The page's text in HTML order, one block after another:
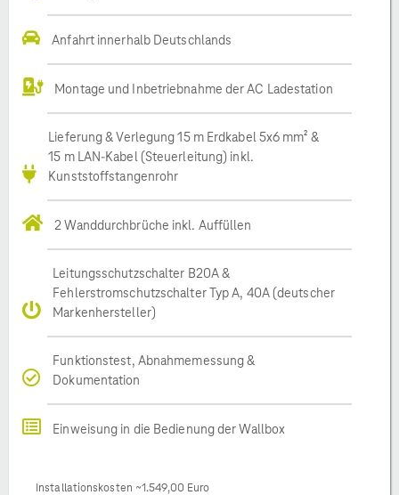
Anfahrt innerhalb Deutschlands
Montage und Inbetriebnahme der AC Ladestation
Lieferung & Verlegung 15 m Erdkabel 5x6 mm² &
15 m LAN-Kabel (Steuerleitung) inkl.
Kunststoffstangenrohr
2 Wanddurchbrüche inkl. Auffüllen
Leitungsschutzschalter B20A &
Fehlerstromschutzschalter Typ A, 40A (deutscher
Markenhersteller)
Funktionstest, Abnahmemessung &
Dokumentation
Einweisung in die Bedienung der Wallbox
Installationskosten ~1.549,00 Euro